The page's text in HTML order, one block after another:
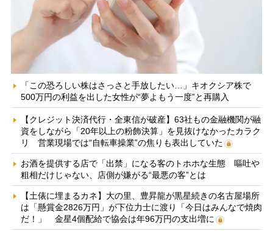
「この恐ろしい株はさっさと手放したい…」キオクシア株で
500万円の利益を出した女性が“夢よもう一度”と再購入
【クレジット決済代行・全東信が破産】63社もの金融機関が融
資をしながら「20年以上の粉飾決算」を見抜けなかったカラク
リ 営業現場では“自転車操業”の焦りも表出していた
お酒を提供する店で「出禁」になる客のトホホな生態 嘔吐や
粗相だけじゃない、店側が嫌がる“最悪の客”とは
【土俵に埋まるカネ】大の里、豊昇龍が黒星続きの名古屋場所
は「懸賞金2826万円」が下位力士に渡り「今日はみんなで焼肉
だ！」 金星4個配給で協会は年96万円の支出増に